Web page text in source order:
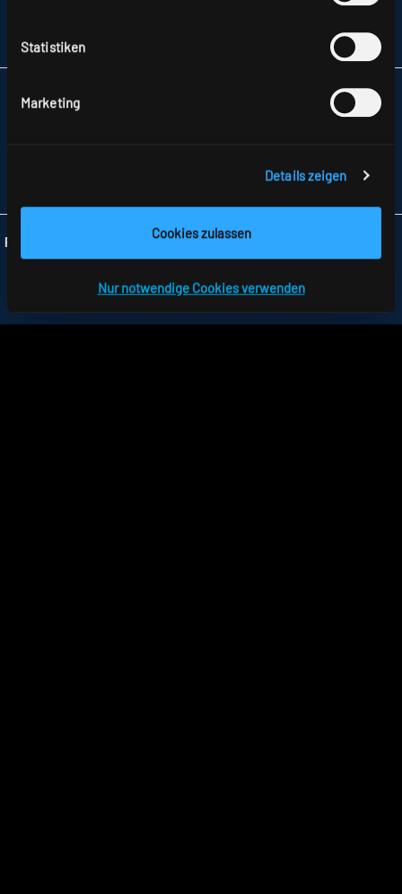
Statistiken
Marketing
Details zeigen
Cookies zulassen
Nur notwendige Cookies verwenden
PARTNER
RIDI LEUCHTEN GMBH
HAUPTSTRASSE 31–33
Folgen Sie uns: